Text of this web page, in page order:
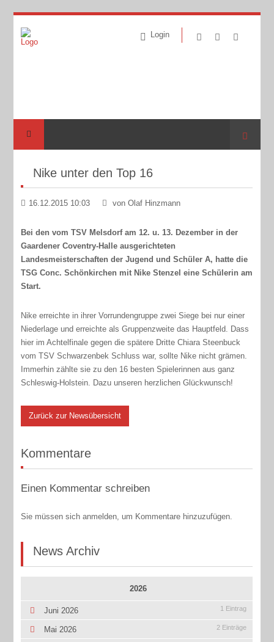
Login
Suche
Nike unter den Top 16
16.12.2015 10:03 von Olaf Hinzmann
Bei den vom TSV Melsdorf am 12. u. 13. Dezember in der
Gaardener Coventry-Halle ausgerichteten
Landesmeisterschaften der Jugend und Schüler A, hatte die
TSG Conc. Schönkirchen mit Nike Stenzel eine Schülerin am
Start.
Nike erreichte in ihrer Vorrundengruppe zwei Siege bei nur einer
Niederlage und erreichte als Gruppenzweite das Hauptfeld. Dass
hier im Achtelfinale gegen die spätere Dritte Chiara Steenbuck
vom TSV Schwarzenbek Schluss war, sollte Nike nicht grämen.
Immerhin zählte sie zu den 16 besten Spielerinnen aus ganz
Schleswig-Holstein. Dazu unseren herzlichen Glückwunsch!
Zurück zur Newsübersicht
Kommentare
Einen Kommentar schreiben
Sie müssen sich anmelden, um Kommentare hinzuzufügen.
News Archiv
2026
Juni 2026 1 Eintrag
Mai 2026 2 Einträge